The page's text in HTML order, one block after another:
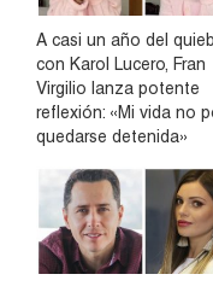
A casi un año del
con Karol Lucero, Fran
Virgilio lanza potente
reflexión: «Mi vida no
quedarse detenida»